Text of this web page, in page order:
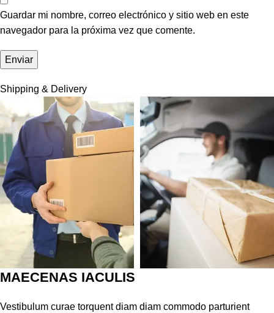
Guardar mi nombre, correo electrónico y sitio web en este
navegador para la próxima vez que comente.
Shipping & Delivery
MAECENAS IACULIS
Vestibulum curae torquent diam diam commodo parturient